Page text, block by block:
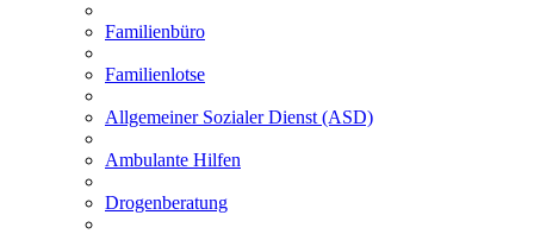
Familienbüro
Familienlotse
Allgemeiner Sozialer Dienst (ASD)
Ambulante Hilfen
Drogenberatung